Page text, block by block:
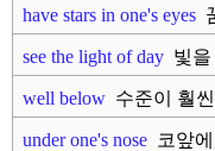
have stars in one's eyes
see the light of day 빛을
well below 수준이 훨
under one's nose 코앞